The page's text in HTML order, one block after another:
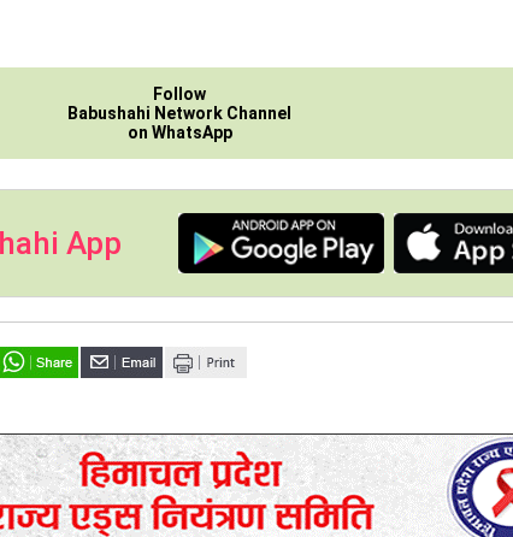
Follow
Babushahi Network Channel
on WhatsApp
App